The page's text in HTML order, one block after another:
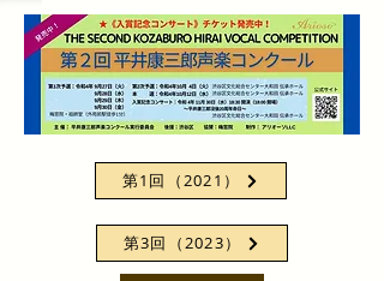
第1回（2021）
第3回（2023）